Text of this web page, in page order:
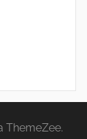
ThemeZee.